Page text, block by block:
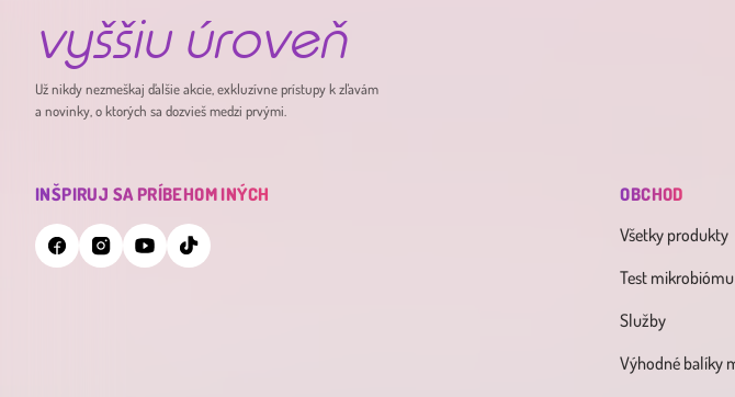
vyššiu úroveň
Už nikdy nezmeškaj ďalšie akcie, exkluzívne prístupy k zľavám
a novinky, o ktorých sa dozvieš medzi prvými.
INŠPIRUJ SA PRÍBEHOM INÝCH
OBCHOD
Všetky produkty
Test mikrobiómu
Služby
Výhodné balíky